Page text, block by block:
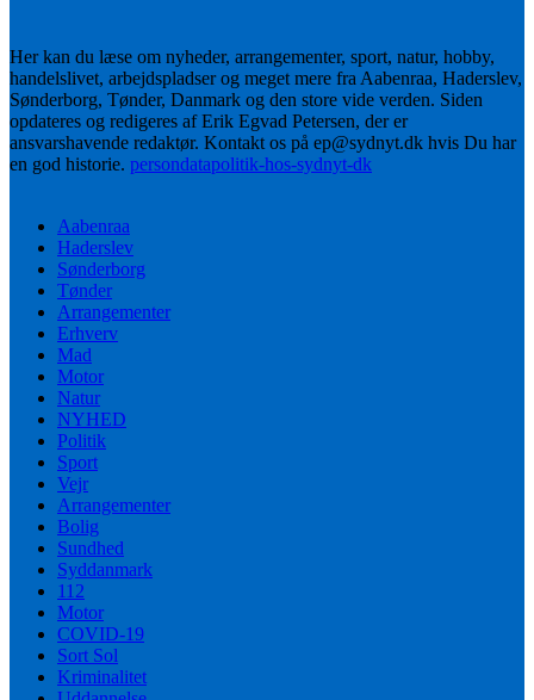
Her kan du læse om nyheder, arrangementer, sport, natur, hobby,
handelslivet, arbejdspladser og meget mere fra Aabenraa, Haderslev,
Sønderborg, Tønder, Danmark og den store vide verden. Siden
opdateres og redigeres af Erik Egvad Petersen, der er
ansvarshavende redaktør. Kontakt os på ep@sydnyt.dk hvis Du har
en god historie. persondatapolitik-hos-sydnyt-dk
Aabenraa
Haderslev
Sønderborg
Tønder
Arrangementer
Erhverv
Mad
Motor
Natur
NYHED
Politik
Sport
Vejr
Arrangementer
Bolig
Sundhed
Syddanmark
112
Motor
COVID-19
Sort Sol
Kriminalitet